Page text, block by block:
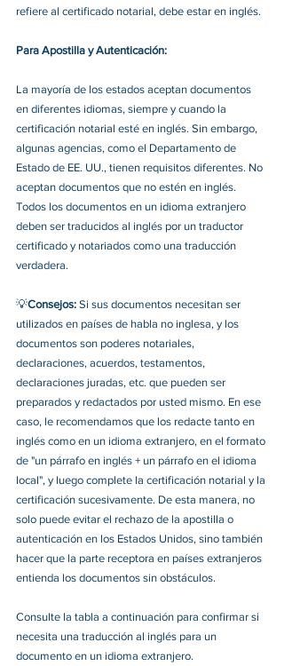
refiere al certificado notarial, debe estar en inglés.
Para Apostilla y Autenticación:
La mayoría de los estados aceptan documentos
en diferentes idiomas, siempre y cuando la
certificación notarial esté en inglés. Sin embargo,
algunas agencias, como el Departamento de
Estado de EE. UU., tienen requisitos diferentes. No
aceptan documentos que no estén en inglés.
Todos los documentos en un idioma extranjero
deben ser traducidos al inglés por un traductor
certificado y notariados como una traducción
verdadera.
💡Consejos: Si sus documentos necesitan ser
utilizados en países de habla no inglesa, y los
documentos son poderes notariales,
declaraciones, acuerdos, testamentos,
declaraciones juradas, etc. que pueden ser
preparados y redactados por usted mismo. En ese
caso, le recomendamos que los redacte tanto en
inglés como en un idioma extranjero, en el formato
de "un párrafo en inglés + un párrafo en el idioma
local", y luego complete la certificación notarial y la
certificación sucesivamente. De esta manera, no
solo puede evitar el rechazo de la apostilla o
autenticación en los Estados Unidos, sino también
hacer que la parte receptora en países extranjeros
entienda los documentos sin obstáculos.
Consulte la tabla a continuación para confirmar si
necesita una traducción al inglés para un
documento en un idioma extranjero.